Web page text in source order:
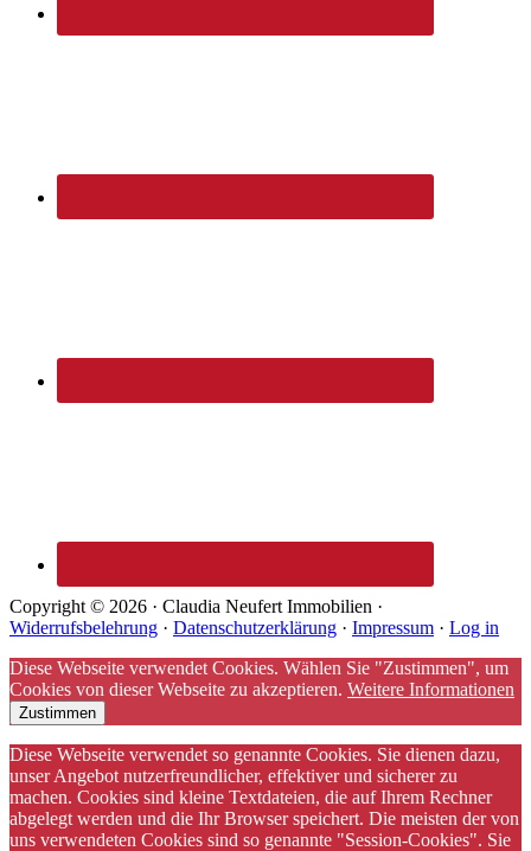
Copyright © 2026 · Claudia Neufert Immobilien ·
Widerrufsbelehrung · Datenschutzerklärung · Impressum · Log in
Diese Webseite verwendet Cookies. Wählen Sie "Zustimmen", um
Cookies von dieser Webseite zu akzeptieren. Weitere Informationen
Zustimmen
Diese Webseite verwendet so genannte Cookies. Sie dienen dazu,
unser Angebot nutzerfreundlicher, effektiver und sicherer zu
machen. Cookies sind kleine Textdateien, die auf Ihrem Rechner
abgelegt werden und die Ihr Browser speichert. Die meisten der von
uns verwendeten Cookies sind so genannte "Session-Cookies". Sie